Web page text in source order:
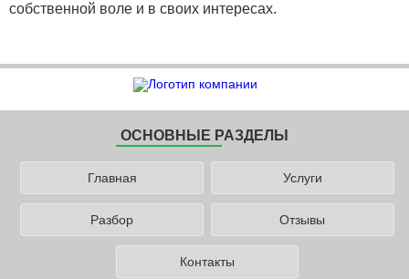
собственной воле и в своих интересах.
ОСНОВНЫЕ РАЗДЕЛЫ
Главная Услуги
Разбор Отзывы
Контакты